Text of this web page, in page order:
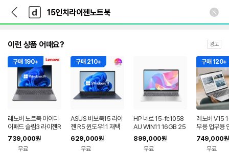
다
나
와
가
다
와
인
이런 상품 어때요? 광고
구매 190+
레노버 노트북 아이디
어패드 슬림3 라이젠R
5 8GB 256GB 윈도
우11
739,000원
무료
구매 210+
ASUS 비보북15 라이
젠 R5 윈도우11 재택
근무 싼 노트북
629,000원
무료
HP 네로 15-fc1058
AU WIN11 16GB 25
6GB AMD 라이젠5 7
535HS
899,000원
무료
구매 120+
레노버 V15
무용 업무용
생용 웹서핑
가 싼 노트북
749,000원
무료